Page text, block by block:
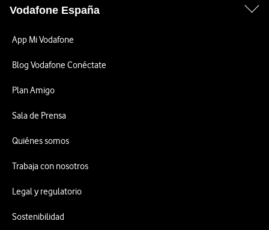
Vodafone España
App Mi Vodafone
Blog Vodafone Conéctate
Plan Amigo
Sala de Prensa
Quiénes somos
Trabaja con nosotros
Legal y regulatorio
Sostenibilidad